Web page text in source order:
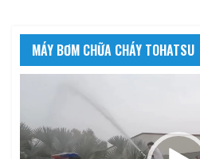
MÁY BƠM CHỮA CHÁY TOHATSU
Video